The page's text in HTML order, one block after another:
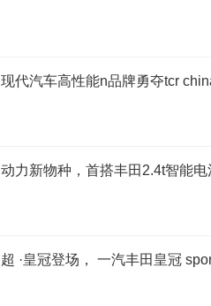
现代汽车高性能n品牌勇夺tcr
动力新物种，首搭丰田2.4t智能
超 ·皇冠登场， 一汽丰田皇冠